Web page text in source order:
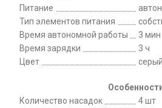
Питание
Тип элементов питания
Время автономной работы
3 мин
Время зарядки
3 ч
Цвет
серый
Количество насадок
4 шт